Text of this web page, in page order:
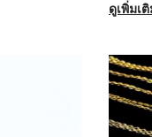
ดูเพิ่มเ